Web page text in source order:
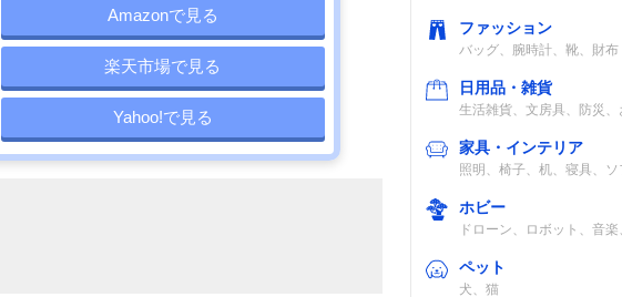
Amazonで見る
楽天市場で見る
Yahoo!で見る
ファッション
バッグ、腕時計、靴、財布
日用品・雑貨
生活雑貨、文房具、防災、
家具・インテリア
照明、椅子、机、寝具、ソ
ホビー
ドローン、ロボット、音楽
ペット
犬、猫